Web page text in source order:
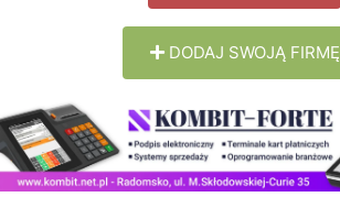
DODAJ SWOJĄ FIRMĘ